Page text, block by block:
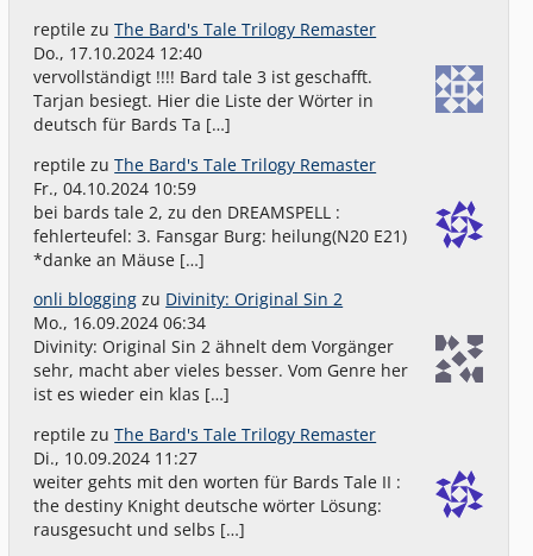
reptile zuThe Bard's Tale Trilogy Remaster
Do., 17.10.2024 12:40
vervollständigt !!!! Bard tale 3 ist geschafft.
Tarjan besiegt. Hier die Liste der Wörter in
deutsch für Bards Ta […]
reptile zuThe Bard's Tale Trilogy Remaster
Fr., 04.10.2024 10:59
bei bards tale 2, zu den DREAMSPELL :
fehlerteufel: 3. Fansgar Burg: heilung(N20 E21)
*danke an Mäuse […]
onli blogging zu Divinity: Original Sin 2
Mo., 16.09.2024 06:34
Divinity: Original Sin 2 ähnelt dem Vorgänger
sehr, macht aber vieles besser. Vom Genre her
ist es wieder ein klas […]
reptile zuThe Bard's Tale Trilogy Remaster
Di., 10.09.2024 11:27
weiter gehts mit den worten für Bards Tale II :
the destiny Knight deutsche wörter Lösung:
rausgesucht und selbs […]